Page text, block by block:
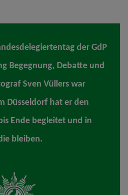
der GdP
Begegnung, Debatte und
Sven Vüllers war
Düsseldorf hat er den
Ende begleitet und in
bleiben.